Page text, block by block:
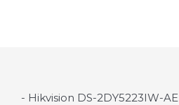
- Hikvision DS-2DY5223IW-AE